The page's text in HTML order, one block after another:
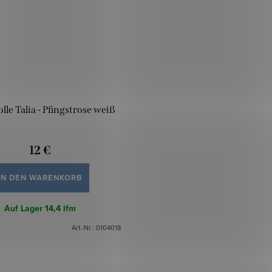
Talia - Pfingstrose weiß
12 €
DEN WARENKORB
Auf Lager14,4 lfm
Art.-Nr.: 0104018